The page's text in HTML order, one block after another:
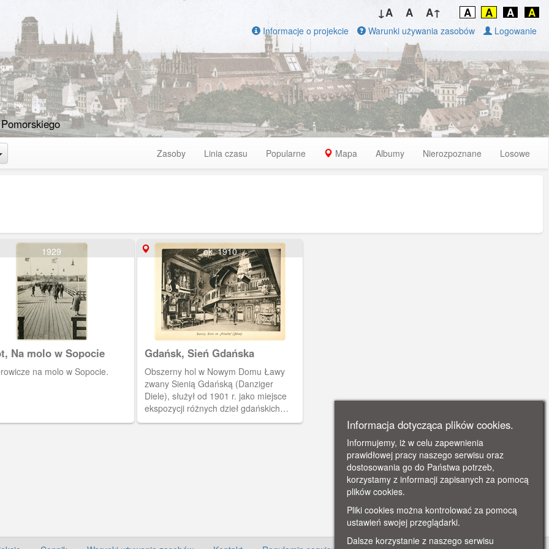
↓A A A↑ A A A A
Informacje o projekcie Warunki używania zasobów Logowanie
Toggle Dropdown Zasoby Linia czasu Popularne Mapa Albumy Nierozpoznane Losowe
1929
Na molo w Sopocie
na molo w Sopocie.
ok. 1910
Gdańsk, Sień Gdańska
Obszerny hol w Nowym Domu Ławy
zwany Sienią Gdańską (Danziger
Diele), służył od 1901 r. jako miejsce
ekspozycji różnych dzieł gdańskich
rzemieślników, w sporej części
Informacja dotycząca plików cookies.
Informujemy, iż w celu zapewnienia
prawidłowej pracy naszego serwisu oraz
dostosowania go do Państwa potrzeb,
korzystamy z informacji zapisanych za pomocą
plików cookies.
Pliki cookies można kontrolować za pomocą
ustawień swojej przeglądarki.
Dalsze korzystanie z naszego serwisu